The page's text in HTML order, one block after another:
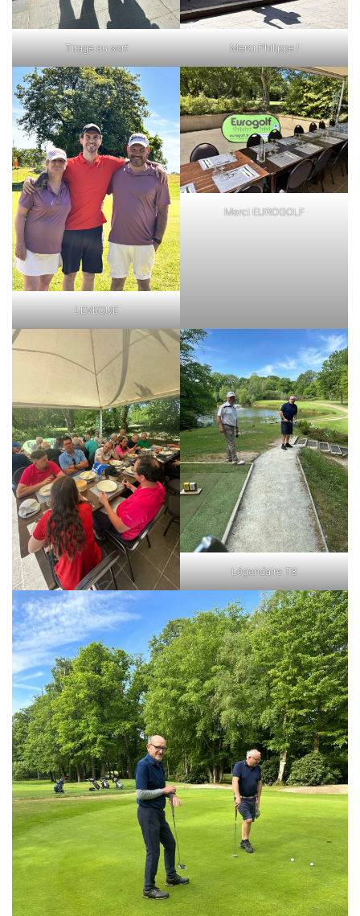
Tirage au sort Merci Philippe !
LEVEQUE
Merci EUROGOLF
Légendaire T8